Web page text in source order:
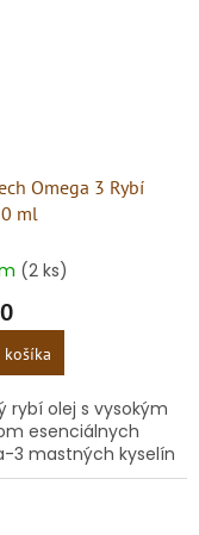
Omega 3 Rybí
ml
(2 ks)
košíka
rybí olej s vysokým
esenciálnych
3 mastných kyselín